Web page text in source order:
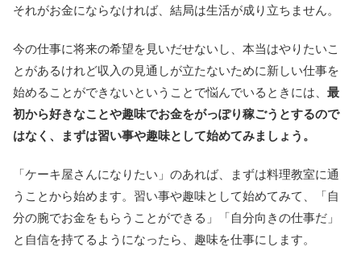
それがお金にならなければ、結局は生活が成り立ちません。
今の仕事に将来の希望を見いだせないし、本当はやりたいこ
とがあるけれど収入の見通しが立たないために新しい仕事を
始めることができないということで悩んでいるときには、 最
初から好きなことや趣味でお金をがっぽり稼ごうとするので
はなく、まずは習い事や趣味として始めてみましょう。
「ケーキ屋さんになりたい」のあれば、まずは料理教室に通
うことから始めます。習い事や趣味として始めてみて、「自
分の腕でお金をもらうことができる」「自分向きの仕事だ」
と自信を持てるようになったら、趣味を仕事にします。